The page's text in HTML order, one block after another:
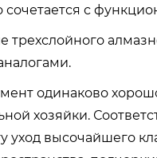
с
трехслойного
одинаково
хозяйки.
уход высочайшего